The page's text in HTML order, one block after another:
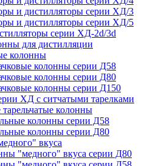
и дистилляторы серии ХД/3
и дистилляторы серии ХД/5
серии ХД-2d/3d
для дистилляции
колонны
колонны серии Д58
колонны серии Д80
колонны серии Д150
ХД с ситчатыми тарелками
колонны
колонны серии Д58
колонны серии Д80
вкуса
"медного" вкуса серии Д80